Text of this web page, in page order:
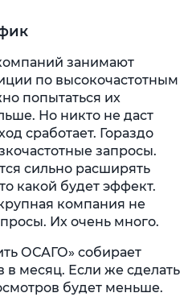
занимают
по высокочастотным
попытаться их
Но никто не даст
сработает. Гораздо
запросы.
сильно расширять
какой будет эффект.
компания не
Их очень много.
ОСАГО» собирает
в месяц. Если же сделать
будет меньше.